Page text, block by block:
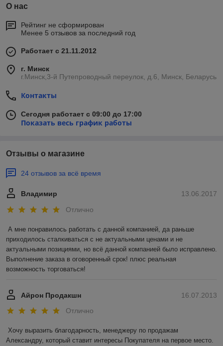
О нас
Рейтинг не сформирован
Менее 5 отзывов за последний год
Работает с 21.11.2012
г. Минск
г.Минск,3-й Путепроводный переулок, д.6, Минск, Беларусь
Контакты
Сегодня работает с 09:00 до 17:00
Показать весь график работы
Отзывы о магазине
24 отзывов за всё время
13.06.2017
Владимир
Отлично
А мне понравилось работать с данной компанией, да раньше
приходилось сталкиваться с не актуальными ценами и не
актуальными позициями, но всё данной компанией было исправлено.
Выполнение заказа в оговоренный срок! плюс реальная
возможность торговаться!
16.07.2013
Айрон Продакшн
Отлично
Хочу выразить благодарность, менеджеру по продажам
Александру, который ставит интересы Покупателя на первое место.